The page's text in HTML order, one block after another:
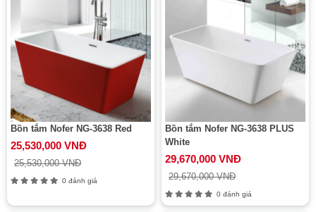
Bồn tắm Nofer NG-3638 Red
25,530,000 VNĐ
25,530,000 VNĐ
0 đánh giá
Bồn tắm Nofer NG-3638 PLUS
White
29,670,000 VNĐ
29,670,000 VNĐ
0 đánh giá